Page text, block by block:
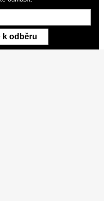
k odběru